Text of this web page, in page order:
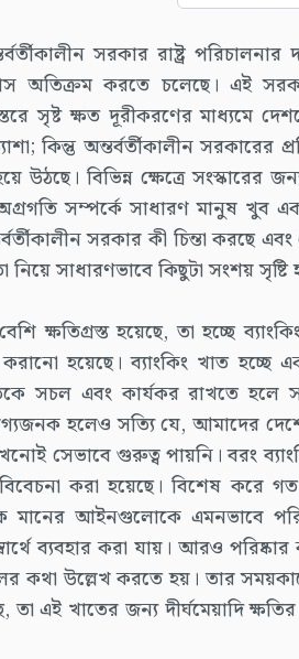
সরকার রাষ্ট্র পরিচালনার
অতিক্রম করতে চলেছে। এই
সৃষ্ট ক্ষত দূরীকরণের মাধ্যমে
কিন্তু অন্তর্বর্তীকালীন সরকারের
বিভিন্ন ক্ষেত্রে সংস্কারের
সম্পর্কে সাধারণ মানুষ খুব
সরকার কী চিন্তা করছে এবং
সাধারণভাবে কিছুটা সংশয় সৃষ্টি
ক্ষতিগ্রস্ত হয়েছে, তা হচ্ছে
হয়েছে। ব্যাংকিং খাত হচ্ছে
সচল এবং কার্যকর রাখতে
হলেও সত্যি যে, আমাদের
সেভাবে গুরুত্ব পায়নি। বরং
করা হয়েছে। বিশেষ করে
মানের আইনগুলোকে এমনভাবে
ব্যবহার করা যায়। আরও
কথা উল্লেখ করতে হয়। তার
এই খাতের জন্য দীর্ঘমেয়াদি